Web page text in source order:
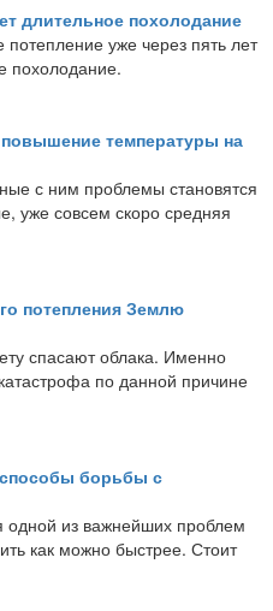
длительное похолодание
уже через пять лет
похолодание.
температуры на
с ним проблемы становятся
уже совсем скоро средняя
потепления Землю
спасают облака. Именно
по данной причине
борьбы с
одной из важнейших проблем
как можно быстрее. Стоит